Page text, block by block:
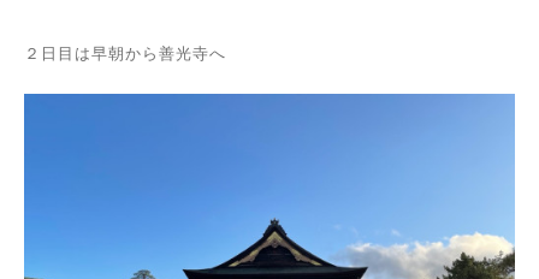
２日目は早朝から善光寺へ